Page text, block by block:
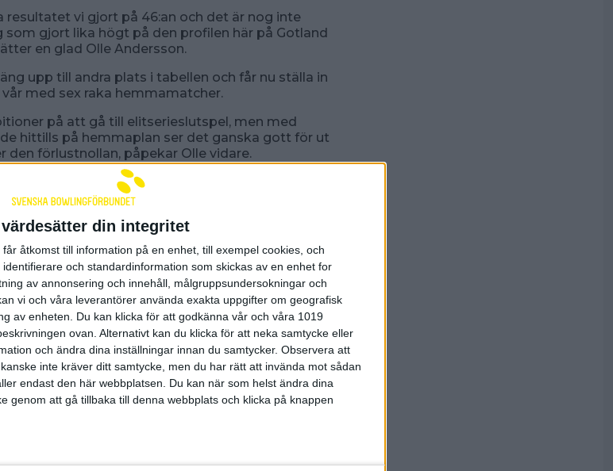
din integritet
åtkomst till information på en enhet, till exempel cookies, och
och standardinformation som skickas av en enhet for
av annonsering och innehåll, målgruppsundersokningar och
vi och våra leverantörer använda exakta uppgifter om geografisk
av enheten. Du kan klicka för att godkänna vår och våra 1019
ovan. Alternativt kan du klicka för att neka samtycke eller
och ändra dina inställningar innan du samtycker. Observera att
inte kräver ditt samtycke, men du har rätt att invända mot sådan
endast den här webbplatsen. Du kan när som helst ändra dina
genom att gå tillbaka till denna webbplats och klicka på knappen
vi gjort på 46:an och det är nog inte
gjort lika högt på den profilen här på Gotland
en glad Olle Andersson.
upp till andra plats i tabellen och får nu ställa in
med sex raka hemmamatcher.
på att gå till elitserieslutspel, men med
hittills på hemmaplan ser det ganska gott för ut
den förlustnollan, påpekar Olle vidare.
BKF Falkenberg
Hemmalaget vann med 15-5 efter att ha
7282 totalt och gav aldrig det gästande
var och nosade på 1000-strecket med fina 990
av Dennis Johansson, 974, och Theo Stéen, 955. I
bäst med 935.
Höganäs BCvisat Lunds BK Mamba att de
några poäng på hemmaplan. Höganäs vann
upp på andra plats i den stenhårda fajten om
i Sydallsvenskan där tre lag nu har spelat ihop